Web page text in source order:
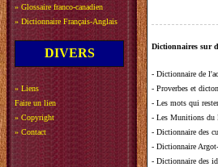
» Glossaire franco-canadien
» Dictionnaire Français-Anglais
DIVERS
» Liens
Faire un lien
» Copyright
» Contact
Dictionnaires sur
- Dictionnaire de
- Proverbes et
- Les mots qui
- Les Munitions du
- Dictionnaire des
- Dictionnaire
- Dictionnaire des